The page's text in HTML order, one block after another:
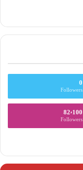
0
Followers
82٬100
Followers